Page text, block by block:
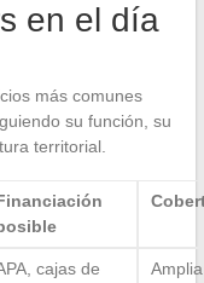
en el día
más comunes
su función, su
territorial.
cajas de
Amplia